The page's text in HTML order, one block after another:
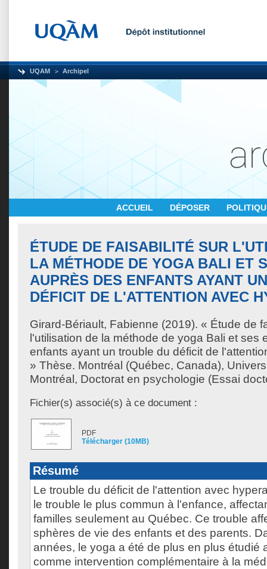
UQAM Archipel
ACCUEIL DÉPOSER
ÉTUDE DE FAISABILITÉ SUR
LA MÉTHODE DE YOGA BALI ET
AUPRÈS DES ENFANTS AYANT
DÉFICIT DE L'ATTENTION AVEC
Girard-Bériault, Fabienne (2019). « Étude de
l'utilisation de la méthode de yoga Bali et ses
enfants ayant un trouble du déficit de
» Thèse. Montréal (Québec, Canada),
Montréal, Doctorat en psychologie (Essai
Fichier(s) associé(s) à ce document :
PDF
Télécharger (10MB)
Résumé
Le trouble du déficit de l'attention avec
le trouble le plus commun à l'enfance,
familles seulement au Québec. Ce trouble
sphères de vie des enfants et des parents.
années, le yoga a été de plus en plus étudié
comme intervention complémentaire à la